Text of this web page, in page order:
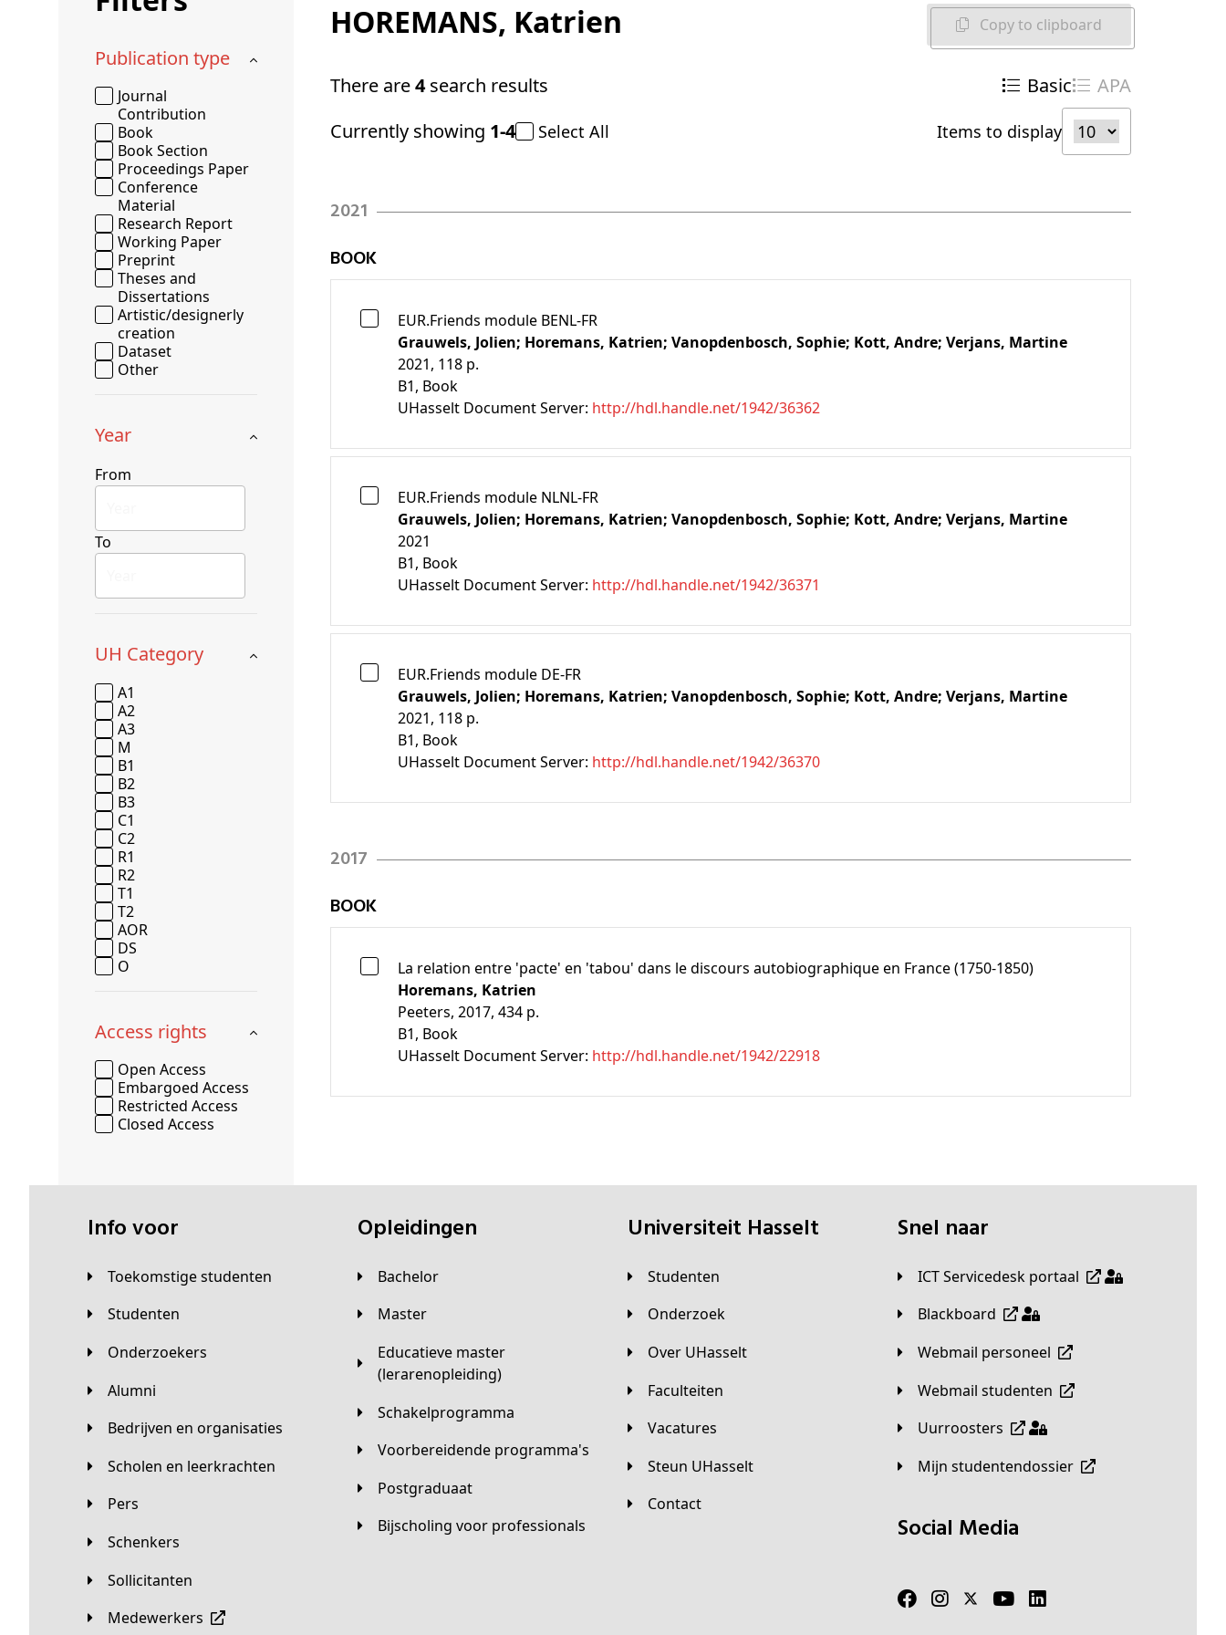
Schenkers
Publication type
Journal
Contribution
Book
Book Section
Proceedings Paper
Conference
Material
Research Report
Working Paper
Preprint
Theses and
Dissertations
Artistic/designerly
creation
Dataset
Other
Year
From
To
UH Category
A1
A2
A3
M
B1
B2
B3
C1
C2
R1
R2
T1
T2
AOR
DS
O
Access rights
Open Access
Embargoed Access
Restricted Access
Closed Access
HOREMANS, Katrien Copy to clipboard
There are4 search results Basic
APA
Currently showing 1-4 Select All Items to display
2021
BOOK
EUR.Friends module BENL-FR
Grauwels, Jolien; Horemans, Katrien; Vanopdenbosch, Sophie; Kott, Andre; Verjans, Martine
2021, 118 p.
B1, Book
UHasselt Document Server: http://hdl.handle.net/1942/36362
EUR.Friends module NLNL-FR
Grauwels, Jolien; Horemans, Katrien; Vanopdenbosch, Sophie; Kott, Andre; Verjans, Martine
2021
B1, Book
UHasselt Document Server: http://hdl.handle.net/1942/36371
EUR.Friends module DE-FR
Grauwels, Jolien; Horemans, Katrien; Vanopdenbosch, Sophie; Kott, Andre; Verjans, Martine
2021, 118 p.
B1, Book
UHasselt Document Server: http://hdl.handle.net/1942/36370
2017
BOOK
La relation entre 'pacte' en 'tabou' dans le discours autobiographique en France (1750-1850)
Horemans, Katrien
Peeters, 2017, 434 p.
B1, Book
UHasselt Document Server: http://hdl.handle.net/1942/22918
Info voor
Toekomstige studenten
Studenten
Onderzoekers
Alumni
Bedrijven en organisaties
Scholen en leerkrachten
Pers
Schenkers
Sollicitanten
Medewerkers
Opleidingen
Bachelor
Master
Educatieve master
(lerarenopleiding)
Schakelprogramma
Voorbereidende programma's
Postgraduaat
Bijscholing voor professionals
universiteit Hasselt
Studenten
Onderzoek
Over UHasselt
Faculteiten
Vacatures
Steun UHasselt
Contact
Snel naar
ICT Servicedesk portaal
Blackboard
Webmail personeel
Webmail studenten
Uurroosters
Mijn studentendossier
Social Media